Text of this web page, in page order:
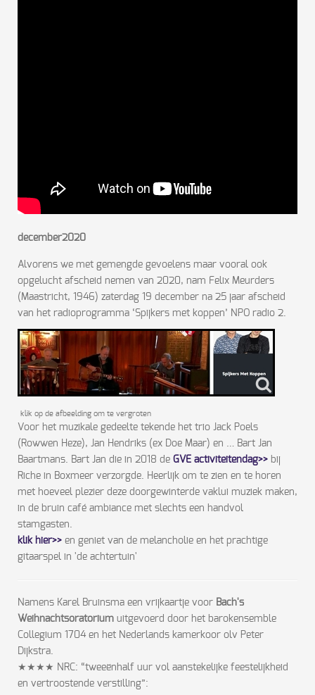
december2020
Alvorens we met gemengde gevoelens maar vooral ook
opgelucht afscheid nemen van 2020, nam Felix Meurders
(Maastricht, 1946) zaterdag 19 december na 25 jaar afscheid
van het radioprogramma ‘Spijkers met koppen’ NPO radio 2.
klik op de afbeelding om te vergroten
Voor het muzikale gedeelte tekende het trio Jack Poels
(Rowwen Heze), Jan Hendriks (ex Doe Maar) en … Bart Jan
Baartmans. Bart Jan die in 2018 de GVE activiteitendag>> bij
Riche in Boxmeer verzorgde. Heerlijk om te zien en te horen
met hoeveel plezier deze doorgewinterde vaklui muziek maken,
in de bruin café ambiance met slechts een handvol
stamgasten.
klik hier>> en geniet van de melancholie en het prachtige
gitaarspel in 'de achtertuin'
Namens Karel Bruinsma een vrijkaartje voor Bach's
Weihnachtsoratorium uitgevoerd door het barokensemble
Collegium 1704 en het Nederlands kamerkoor olv Peter
Dijkstra.
★★★★ NRC: “tweeënhalf uur vol aanstekelijke feestelijkheid
en vertroostende verstilling”: